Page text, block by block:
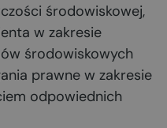
środowiskowej,
w zakresie
środowiskowych
prawne w zakresie
odpowiednich